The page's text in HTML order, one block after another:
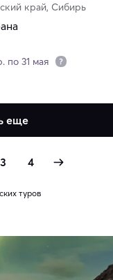
край, Сибирь
по 31 мая
еще
3 4
туров